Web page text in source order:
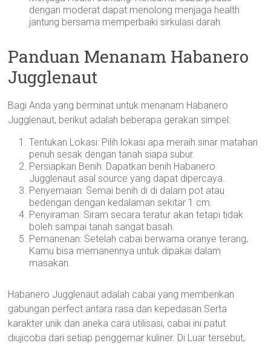
dengan moderat dapat menolong menjaga health
jantung bersama memperbaiki sirkulasi darah.
Panduan Menanam Habanero
Jugglenaut
Bagi Anda yang berminat untuk menanam Habanero
Jugglenaut, berikut adalah beberapa gerakan simpel:
Tentukan Lokasi: Pilih lokasi apa meraih sinar matahari
penuh sesak dengan tanah siapa subur.
Persiapkan Benih: Dapatkan benih Habanero
Jugglenaut asal source yang dapat dipercaya.
Penyemaian: Semai benih di di dalam pot atau
bedengan dengan kedalaman sekitar 1 cm.
Penyiraman: Siram secara teratur akan tetapi tidak
boleh sampai tanah sangat basah.
Pemanenan: Setelah cabai berwarna oranye terang,
Kamu bisa memanennya untuk dipakai dalam
masakan.
Habanero Jugglenaut adalah cabai yang memberikan
gabungan perfect antara rasa dan kepedasan.Serta
karakter unik dan aneka cara utilisasi, cabai ini patut
diujicoba dari setiap penggemar kuliner. Di Luar tersebut,